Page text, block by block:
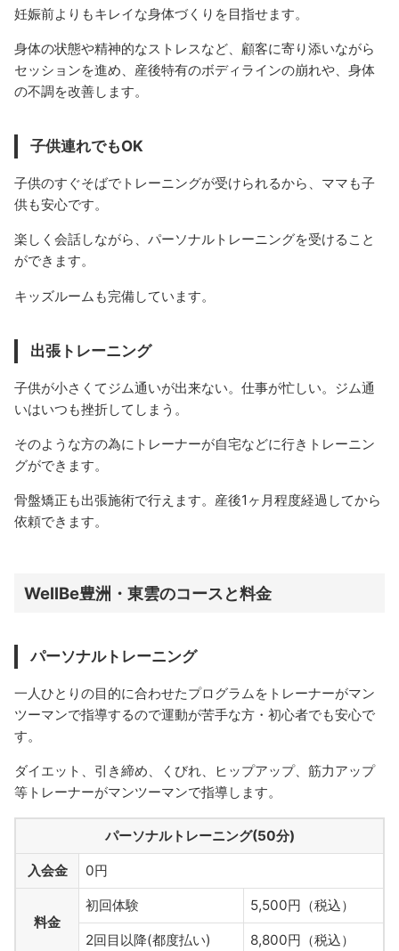
妊娠前よりもキレイな身体づくりを目指せます。
身体の状態や精神的なストレスなど、顧客に寄り添いながら
セッションを進め、産後特有のボディラインの崩れや、身体
の不調を改善します。
子供連れでもOK
子供のすぐそばでトレーニングが受けられるから、ママも子
供も安心です。
楽しく会話しながら、パーソナルトレーニングを受けること
ができます。
キッズルームも完備しています。
出張トレーニング
子供が小さくてジム通いが出来ない。仕事が忙しい。ジム通
いはいつも挫折してしまう。
そのような方の為にトレーナーが自宅などに行きトレーニン
グができます。
骨盤矯正も出張施術で行えます。産後1ヶ月程度経過してから
依頼できます。
WellBe豊洲・東雲のコースと料金
パーソナルトレーニング
一人ひとりの目的に合わせたプログラムをトレーナーがマン
ツーマンで指導するので運動が苦手な方・初心者でも安心で
す。
ダイエット、引き締め、くびれ、ヒップアップ、筋力アップ
等トレーナーがマンツーマンで指導します。
パーソナルトレーニング(50分)
入会金 0円
料金
初回体験 5,500円（税込）
2回目以降(都度払い) 8,800円（税込）